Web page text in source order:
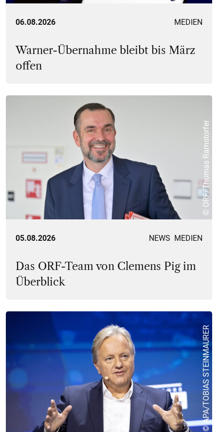
06.08.2026 MEDIEN
Warner-Übernahme bleibt bis März
offen
© ORF/Thomas Ramstorfer
05.08.2026 NEWS MEDIEN
Das ORF-Team von Clemens Pig im
Überblick
© APA/TOBIAS STEINMAURER